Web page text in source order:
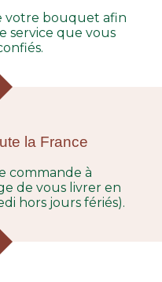
votre bouquet afin
service que vous
la France
commande à
de vous livrer en
hors jours fériés).